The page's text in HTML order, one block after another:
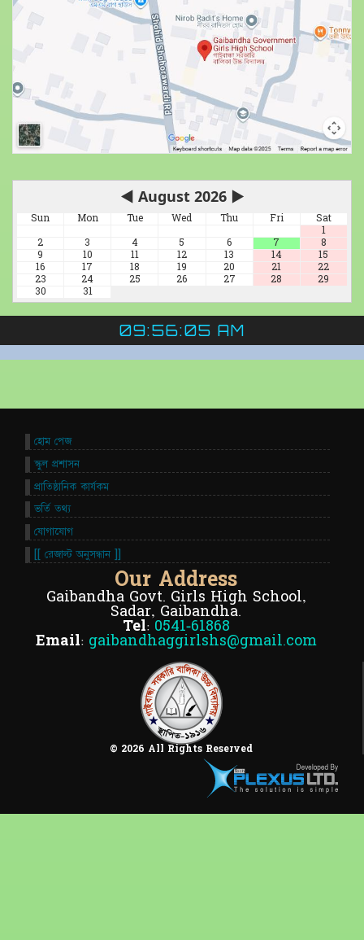
◀ August 2026 ▶
Sun Mon Tue Wed Thu Fri
Sat
1
2
3 4 5 6 7
8
9
10 11 12 13 14
15
16
17 18 19 20 21
22
23
24 25 26 27 28
29
30
31
09:56:05 AM
© 2026 All Rights Reserved
Our Address
Gaibandha Govt. Girls High School,
Sadar, Gaibandha.
Tel: 0541-61868
Email: gaibandhaggirlshs@gmail.com
হোম পেজ
স্কুল প্রশাসন
প্রাতিষ্ঠানিক কার্যকম
ভর্তি তথ্য
যোগাযোগ
[[ রেজাল্ট অনুসন্ধান ]]